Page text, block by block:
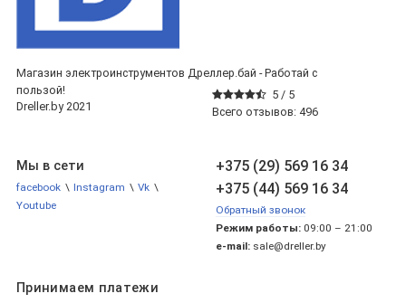
Магазин электроинструментов Дреллер.бай - Работай с
пользой!
5 / 5
Всего отзывов: 496
Dreller.by 2021
+375 (29) 569 16 34
+375 (44) 569 16 34
Обратный звонок
Режим работы: 09:00 – 21:00
e-mail: sale@dreller.by
Мы в сети
facebook \ Instagram \ Vk \
Youtube
Принимаем платежи